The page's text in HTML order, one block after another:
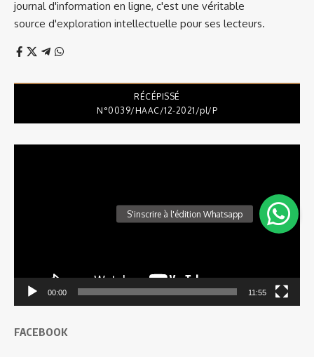
journal d'information en ligne, c'est une véritable
source d'exploration intellectuelle pour ses lecteurs.
RÉCÉPISSÉ
N°0039/HAAC/12-2021/pl/P
00:00 11:55
FACEBOOK